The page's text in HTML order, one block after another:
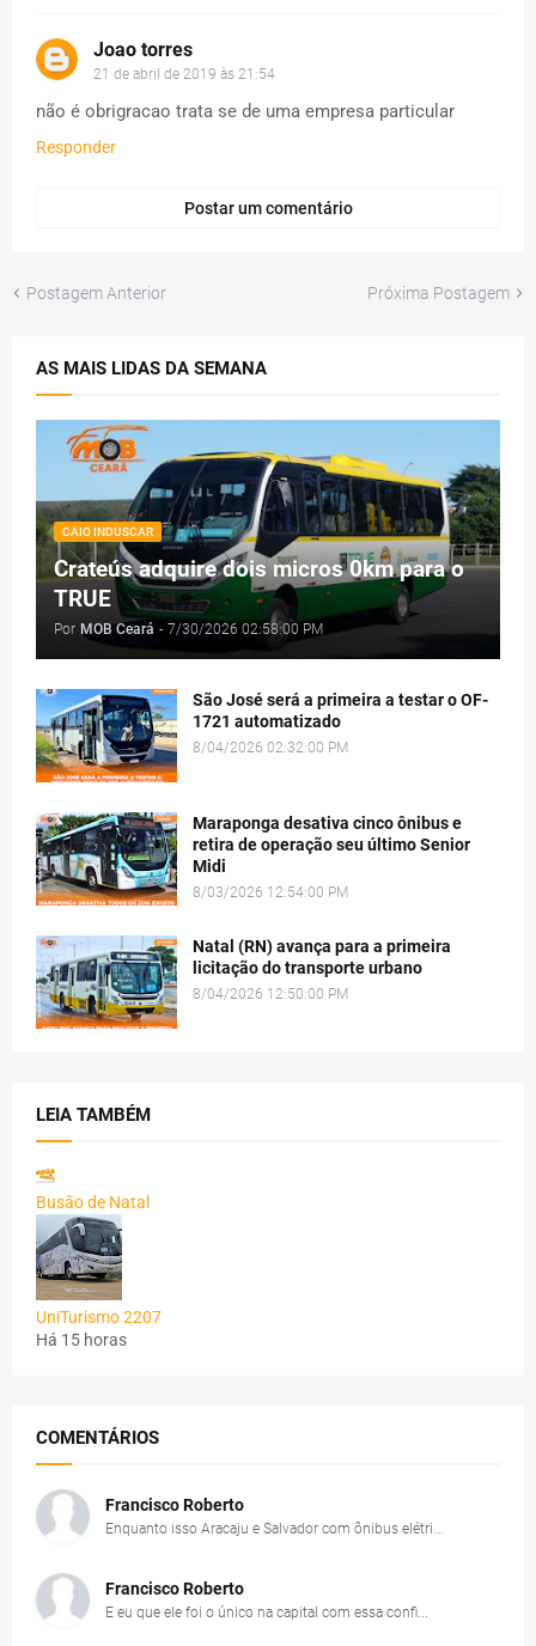
Joao torres
21 de abril de 2019 às 21:54
não é obrigracao trata se de uma empresa particular
Responder
Postar um comentário
Postagem Anterior Próxima Postagem
AS MAIS LIDAS DA SEMANA
CAIO INDUSCAR
Crateús adquire dois micros 0km para o
TRUE
Por MOB Ceará - 7/30/2026 02:58:00 PM
São José será a primeira a testar o OF-
1721 automatizado
8/04/2026 02:32:00 PM
Maraponga desativa cinco ônibus e
retira de operação seu último Senior
Midi
8/03/2026 12:54:00 PM
Natal (RN) avança para a primeira
licitação do transporte urbano
8/04/2026 12:50:00 PM
LEIA TAMBÉM
Busão de Natal
UniTurismo 2207
Há 15 horas
COMENTÁRIOS
Francisco Roberto
Enquanto isso Aracaju e Salvador com ônibus elétri...
Francisco Roberto
E eu que ele foi o único na capital com essa confi...